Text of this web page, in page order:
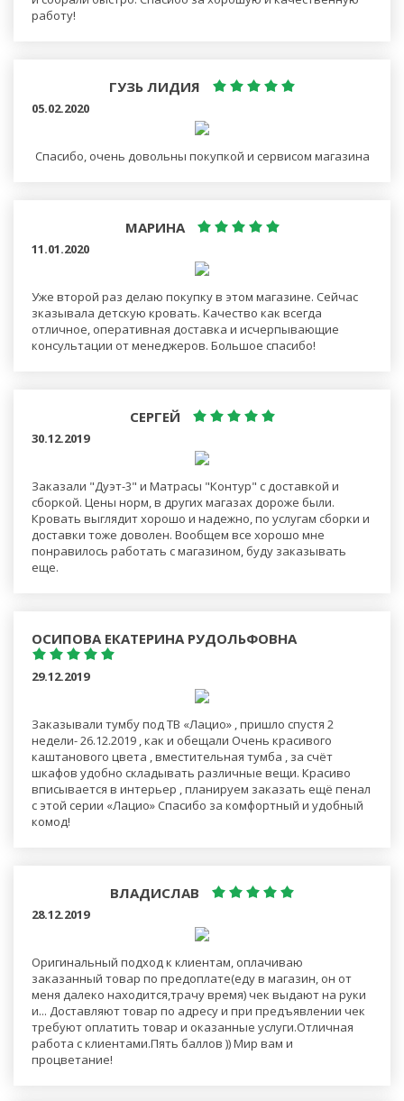
работу!
ГУЗЬ ЛИДИЯ
05.02.2020
Спасибо, очень довольны покупкой и сервисом магазина
МАРИНА
11.01.2020
Уже второй раз делаю покупку в этом магазине. Сейчас
зказывала детскую кровать. Качество как всегда
отличное, оперативная доставка и исчерпывающие
консультации от менеджеров. Большое спасибо!
СЕРГЕЙ
30.12.2019
Заказали "Дуэт-3" и Матрасы "Контур" с доставкой и
сборкой. Цены норм, в других магазах дороже были.
Кровать выглядит хорошо и надежно, по услугам сборки и
доставки тоже доволен. Вообщем все хорошо мне
понравилось работать с магазином, буду заказывать
еще.
ОСИПОВА ЕКАТЕРИНА РУДОЛЬФОВНА
29.12.2019
Заказывали тумбу под ТВ «Лацио» , пришло спустя 2
недели- 26.12.2019 , как и обещали Очень красивого
каштанового цвета , вместительная тумба , за счёт
шкафов удобно складывать различные вещи. Красиво
вписывается в интерьер , планируем заказать ещё пенал
с этой серии «Лацио» Спасибо за комфортный и удобный
комод!
ВЛАДИСЛАВ
28.12.2019
Оригинальный подход к клиентам, оплачиваю
заказанный товар по предоплате(еду в магазин, он от
меня далеко находится,трачу время) чек выдают на руки
и... Доставляют товар по адресу и при предъявлении чек
требуют оплатить товар и оказанные услуги.Отличная
работа с клиентами.Пять баллов )) Мир вам и
процветание!